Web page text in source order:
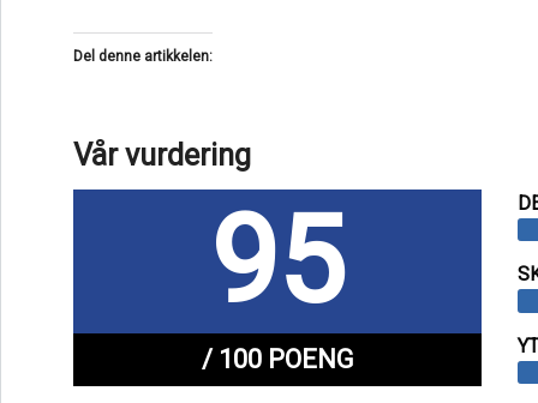
Del denne artikkelen:
Vår vurdering
95
/ 100 POENG